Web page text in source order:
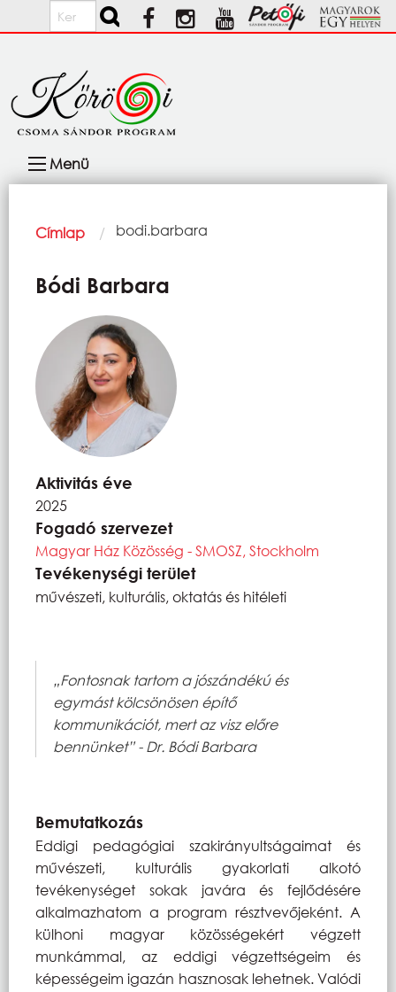
Ugrás a tartalomra
Keresés
navigáció
Menü
Morzsa
Címlap Current:
bodi.barbara
Bódi Barbara
Aktivitás éve
2025
Fogadó szervezet
Magyar Ház Közösség - SMOSZ, Stockholm
Tevékenységi terület
művészeti, kulturális, oktatás és hitéleti
„Fontosnak tartom a jószándékú és
egymást kölcsönösen építő
kommunikációt, mert az visz előre
bennünket” - Dr. Bódi Barbara
Bemutatkozás
Eddigi pedagógiai szakirányultságaimat és
művészeti, kulturális gyakorlati alkotó
tevékenységet sokak javára és fejlődésére
alkalmazhatom a program résztvevőjeként. A
külhoni magyar közösségekért végzett
munkámmal, az eddigi végzettségeim és
képességeim igazán hasznosak lehetnek. Valódi